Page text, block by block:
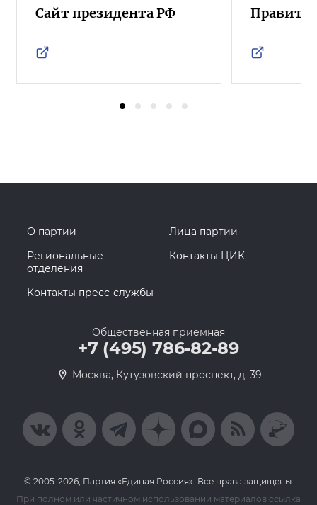
Сайт президента РФ
О партии
Лица партии
Региональные
отделения
Контакты ЦИК
Контакты пресс-службы
Общественная приемная
+7 (495) 786-82-89
Москва, Кутузовский проспект, д. 39
© 2005-2026, Партия «Единая Россия». Все права защищены.
При полном или частичном использовании материалов ссылка